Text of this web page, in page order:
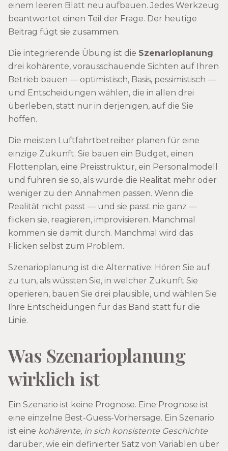
einem leeren Blatt neu aufbauen. Jedes Werkzeug
beantwortet einen Teil der Frage. Der heutige
Beitrag fügt sie zusammen.
Die integrierende Übung ist die Szenarioplanung:
drei kohärente, vorausschauende Sichten auf Ihren
Betrieb bauen — optimistisch, Basis, pessimistisch —
und Entscheidungen wählen, die in allen drei
überleben, statt nur in derjenigen, auf die Sie
hoffen.
Die meisten Luftfahrtbetreiber planen für eine
einzige Zukunft. Sie bauen ein Budget, einen
Flottenplan, eine Preisstruktur, ein Personalmodell
und führen sie so, als würde die Realität mehr oder
weniger zu den Annahmen passen. Wenn die
Realität nicht passt — und sie passt nie ganz —
flicken sie, reagieren, improvisieren. Manchmal
kommen sie damit durch. Manchmal wird das
Flicken selbst zum Problem.
Szenarioplanung ist die Alternative: Hören Sie auf
zu tun, als wüssten Sie, in welcher Zukunft Sie
operieren, bauen Sie drei plausible, und wählen Sie
Ihre Entscheidungen für das Band statt für die
Linie.
Was Szenarioplanung
wirklich ist
Ein Szenario ist keine Prognose. Eine Prognose ist
eine einzelne Best-Guess-Vorhersage. Ein Szenario
ist eine kohärente, in sich konsistente Geschichte
darüber, wie ein definierter Satz von Variablen über